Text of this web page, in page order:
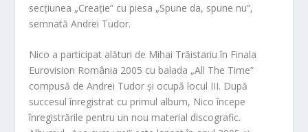
secțiunea „Creație” cu piesa „Spune da, spune nu”,
semnată Andrei Tudor.
Nico a participat alături de Mihai Trăistariu în Finala
Eurovision România 2005 cu balada „All The Time”
compusă de Andrei Tudor și ocupă locul III. După
succesul înregistrat cu primul album, Nico începe
înregistrările pentru un nou material discografic.